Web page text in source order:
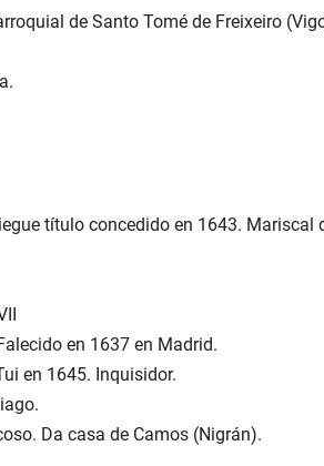
de Santo Tomé de Freixeiro
título concedido en 1643.
en 1637 en Madrid.
en 1645. Inquisidor.
Da casa de Camos (Nigrán).